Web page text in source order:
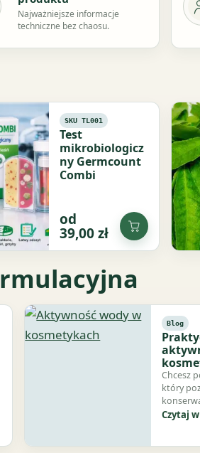
Najważniejsze informacje
techniczne bez chaosu.
SKU TL001
Test
mikrobiologicz
ny Germcount
Combi
od
39,00zł
Dodaj
do
Blog
Chcesz
który
nich
Czytaj